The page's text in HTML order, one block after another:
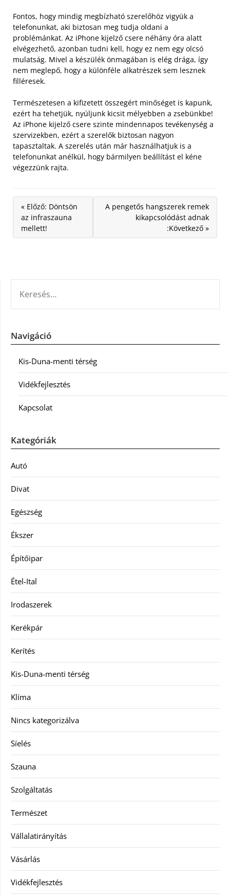
Fontos, hogy mindig megbízható szerelőhöz vigyük a
telefonunkat, aki biztosan meg tudja oldani a
problémánkat. Az iPhone kijelző csere néhány óra alatt
elvégezhető, azonban tudni kell, hogy ez nem egy olcsó
mulatság. Mivel a készülék önmagában is elég drága, így
nem meglepő, hogy a különféle alkatrészek sem lesznek
filléresek.
Természetesen a kifizetett összegért minőséget is kapunk,
ezért ha tehetjük, nyúljunk kicsit mélyebben a zsebünkbe!
Az iPhone kijelző csere szinte mindennapos tevékenység a
szervizekben, ezért a szerelők biztosan nagyon
tapasztaltak. A szerelés után már használhatjuk is a
telefonunkat anélkül, hogy bármilyen beállítást el kéne
végezzünk rajta.
« Előző: Döntsön
az infraszauna
mellett!
A pengetős hangszerek remek
kikapcsolódást adnak
:Következő »
Navigáció
Kis-Duna-menti térség
Vidékfejlesztés
Kapcsolat
Kategóriák
Autó
Divat
Egészség
Ékszer
Építőipar
Étel-Ital
Irodaszerek
Kerékpár
Kerítés
Kis-Duna-menti térség
Klíma
Nincs kategorizálva
Síelés
Szauna
Szolgáltatás
Természet
Vállalatirányítás
Vásárlás
Vidékfejlesztés